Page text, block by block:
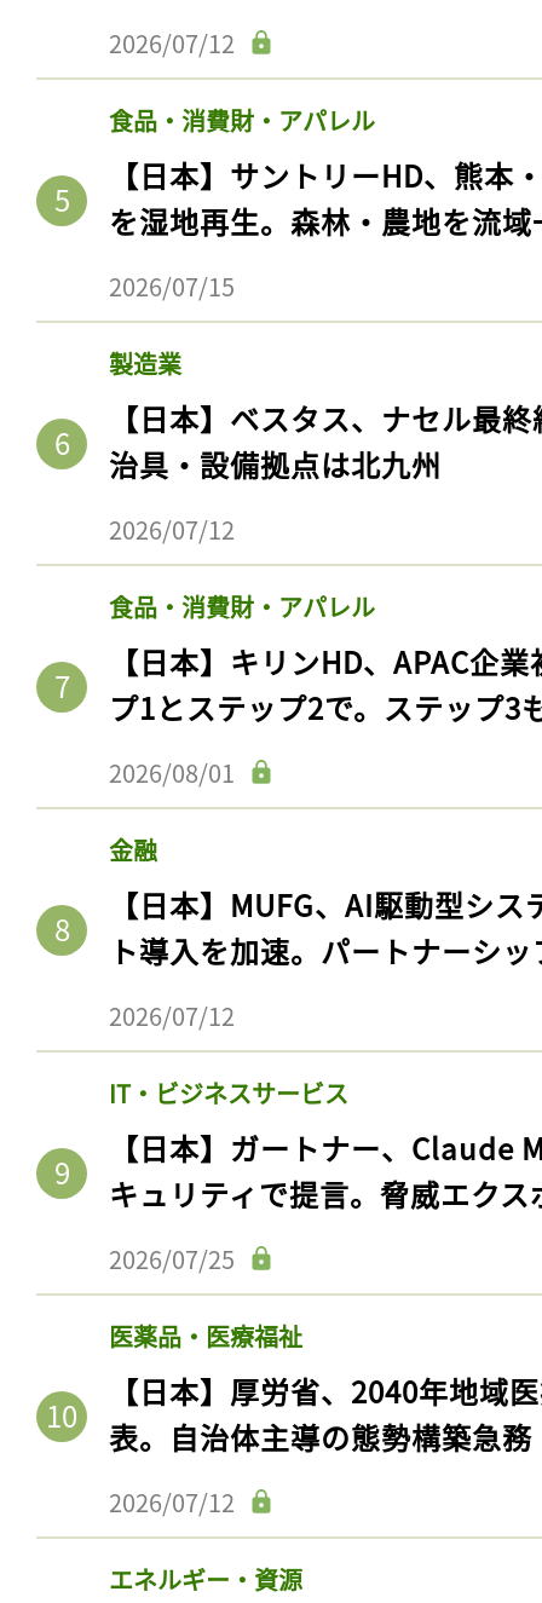
2026/07/12
食品・消費財・アパレル
【日本】サントリーHD、熊本
を湿地再生。森林・農地を流
2026/07/15
製造業
【日本】ベスタス、ナセル最
治具・設備拠点は北九州
2026/07/12
食品・消費財・アパレル
【日本】キリンHD、APAC企
プ1とステップ2で。ステップ3
2026/08/01
金融
【日本】MUFG、AI駆動型シ
ト導入を加速。パートナーシ
2026/07/12
IT・ビジネスサービス
【日本】ガートナー、Claude
キュリティで提言。脅威エク
2026/07/25
医薬品・医療福祉
【日本】厚労省、2040年地域
表。自治体主導の態勢構築急務
2026/07/12
エネルギー・資源
記事をお気に入りに